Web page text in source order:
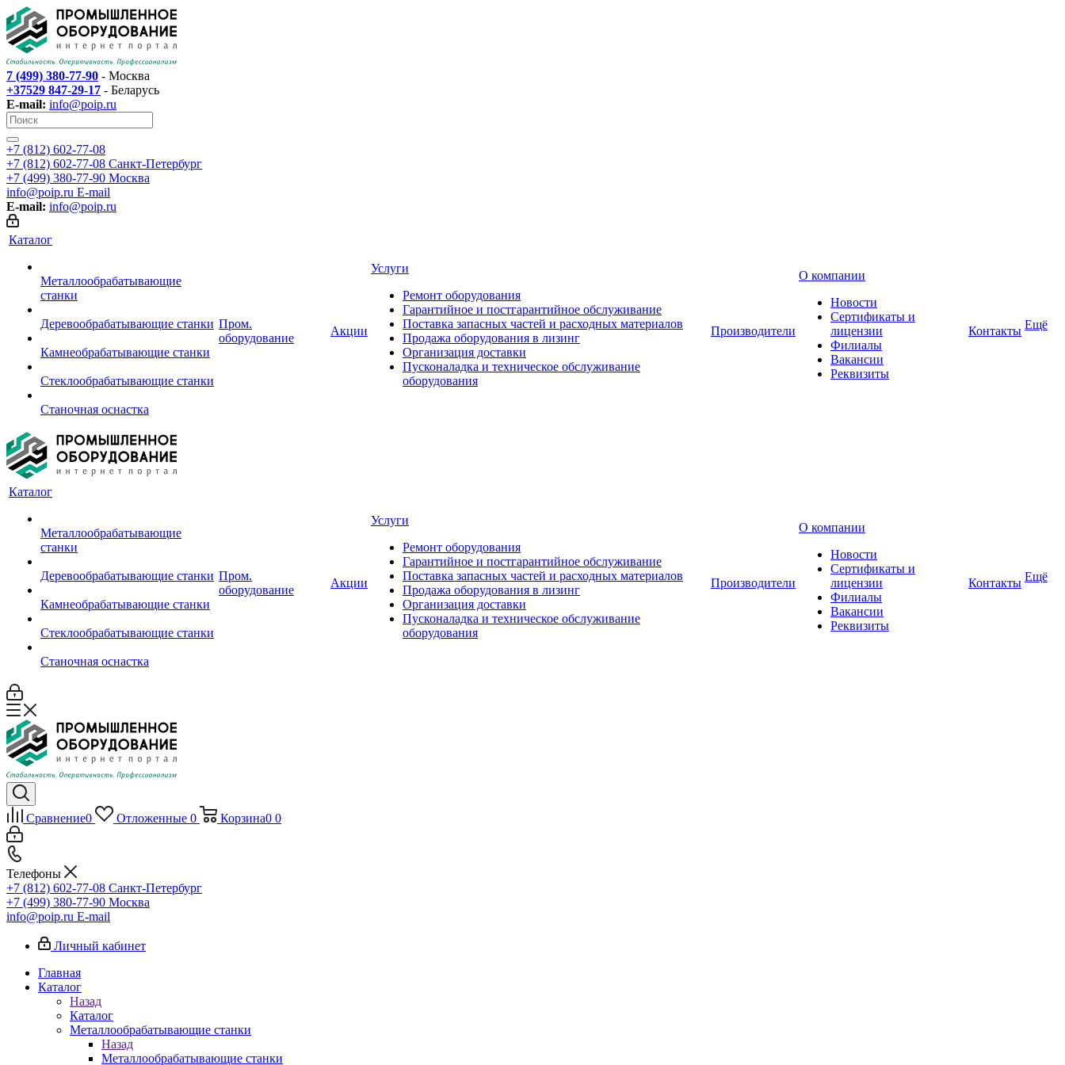
7 (499) 380-77-90 - Москва
+37529 847-29-17 - Беларусь
E-mail: info@poip.ru
+7 (812) 602-77-08
+7 (812) 602-77-08 Санкт-Петербург
+7 (499) 380-77-90 Москва
info@poip.ru E-mail
E-mail: info@poip.ru
Каталог
Металлообрабатывающие
станки
Деревообрабатывающие станки
Камнеобрабатывающие станки
Стеклообрабатывающие станки
Станочная оснастка
Пром.
оборудование
Акции
Услуги
Ремонт оборудования
Гарантийное и постгарантийное обслуживание
Поставка запасных частей и расходных материалов
Продажа оборудования в лизинг
Организация доставки
Пусконаладка и техническое обслуживание
оборудования
Производители
О компании
Новости
Сертификаты и
лицензии
Филиалы
Вакансии
Реквизиты
Контакты Ещё
Каталог
Металлообрабатывающие
станки
Деревообрабатывающие станки
Камнеобрабатывающие станки
Стеклообрабатывающие станки
Станочная оснастка
Пром.
оборудование
Акции
Услуги
Ремонт оборудования
Гарантийное и постгарантийное обслуживание
Поставка запасных частей и расходных материалов
Продажа оборудования в лизинг
Организация доставки
Пусконаладка и техническое обслуживание
оборудования
Производители
О компании
Новости
Сертификаты и
лицензии
Филиалы
Вакансии
Реквизиты
Контакты Ещё
Сравнение0 Отложенные 0 Корзина0 0
Телефоны
+7 (812) 602-77-08 Санкт-Петербург
+7 (499) 380-77-90 Москва
info@poip.ru E-mail
Личный кабинет
Главная
Каталог
Назад
Каталог
Металлообрабатывающие станки
Назад
Металлообрабатывающие станки